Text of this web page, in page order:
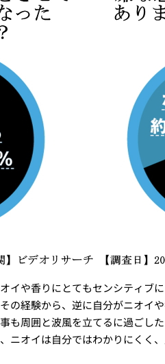
イや香りにとてもセンシティブ
の経験から、逆に自分がニオイ
も周囲と波風を立てるに過ごし
ニオイは自分ではわかりにくく